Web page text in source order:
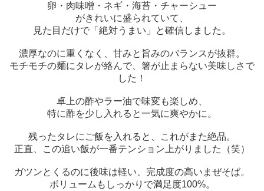
卵・肉味噌・ネギ・海苔・チャーシュー
がきれいに盛られていて、
見た目だけで「絶対うまい」と確信しました。
濃厚なのに重くなく、甘みと旨みのバランスが抜群。
モチモチの麺にタレが絡んで、箸が止まらない美味しさで
した！
卓上の酢やラー油で味変も楽しめ、
特に酢を少し入れると一気に爽やかに。
残ったタレにご飯を入れると、これがまた絶品。
正直、この追い飯が一番テンション上がりました（笑）
ガツンとくるのに後味は軽い、完成度の高いまぜそば。
ボリュームもしっかりで満足度100%。